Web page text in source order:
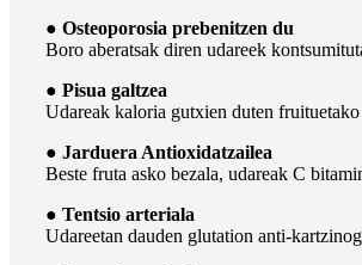
● Osteoporosia prebenitzen du
Boro aberatsak diren udareek
● Pisua galtzea
Udareak kaloria gutxien duten
● Jarduera Antioxidatzailea
Beste fruta asko bezala, udareak C
● Tentsio arteriala
Udareetan dauden glutation anti-